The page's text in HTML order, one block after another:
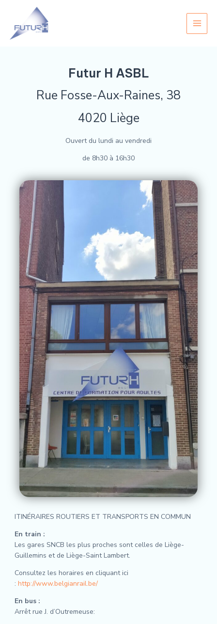
contenu
Futur H ASBL
Rue Fosse-Aux-Raines, 38
4020 Liège
Ouvert du lundi au vendredi
de 8h30 à 16h30
ITINÉRAIRES ROUTIERS ET TRANSPORTS EN COMMUN
En train :
Les gares SNCB les plus proches sont celles de Liège-
Guillemins et de Liège-Saint Lambert.
Consultez les horaires en cliquant ici
: http://www.belgianrail.be/
En bus :
Arrêt rue J. d’Outremeuse: